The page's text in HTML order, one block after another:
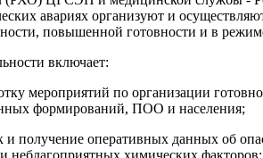
авариях организуют и
повы­шенной готовности и в
включает:
мероприятий по организации
формирований, ПОО и населения;
и получение оперативных данных об
неблагоприятных химических факторов;